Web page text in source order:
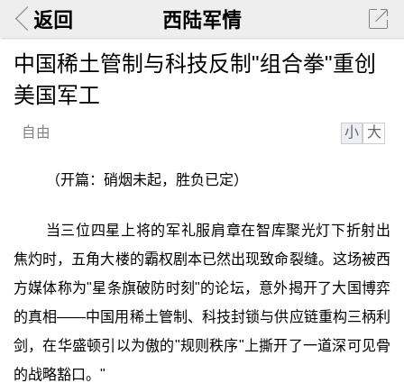
返回 西陆军情
中国稀土管制与科技反制"组合拳"重创
美国军工
自由 小 大
（开篇：硝烟未起，胜负已定）
当三位四星上将的军礼服肩章在智库聚光灯下折射出
焦灼时，五角大楼的霸权剧本已然出现致命裂缝。这场被西
方媒体称为"星条旗破防时刻"的论坛，意外揭开了大国博弈
的真相——中国用稀土管制、科技封锁与供应链重构三柄利
剑，在华盛顿引以为傲的"规则秩序"上撕开了一道深可见骨
的战略豁口。"